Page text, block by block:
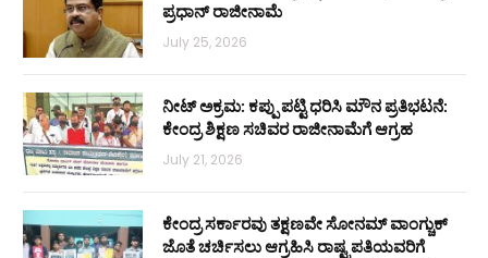
ಪ್ರಧಾನ್ ರಾಜೀನಾಮೆ
July 25, 2026
ನೀಟ್ ಅಕ್ರಮ: ಕಪ್ಪು ಪಟ್ಟಿ ಧರಿಸಿ ಮೌನ ಪ್ರತಿಭಟನೆ:
ಕೇಂದ್ರ ಶಿಕ್ಷಣ ಸಚಿವರ ರಾಜೀನಾಮೆಗೆ ಆಗ್ರಹ
July 21, 2026
ಕೇಂದ್ರ ಸರ್ಕಾರವು ತಕ್ಷಣವೇ ಸೋನಮ್ ವಾಂಗ್ಚುಕ್
ಜೊತೆ ಚರ್ಚಿಸಲು ಆಗ್ರಹಿಸಿ ರಾಷ್ಟ್ರಪತಿಯವರಿಗೆ